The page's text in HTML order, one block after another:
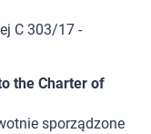
C 303/17 -
the Charter of
sporządzone